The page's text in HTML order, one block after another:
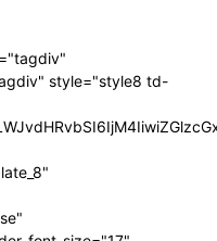
style="style8 td-